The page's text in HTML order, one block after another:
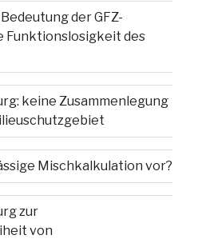
der GFZ-
Funktionslosigkeit des
keine Zusammenlegung
Mischkalkulation vor?
zur
von